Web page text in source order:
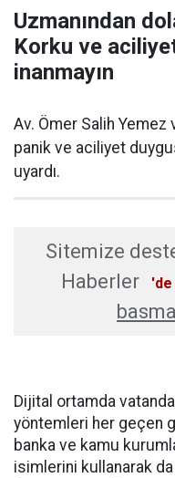
Uzmanından
Korku ve
inanmayın
Av. Ömer Salih Yemez
panik ve aciliyet
uyardı.
Sitemize
Haberler
Dijital ortamda
yöntemleri her geçen
banka ve kamu
isimlerini kullanarak